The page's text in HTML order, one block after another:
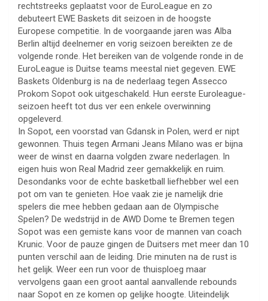
rechtstreeks geplaatst voor de EuroLeague en zo
debuteert EWE Baskets dit seizoen in de hoogste
Europese competitie. In de voorgaande jaren was Alba
Berlin altijd deelnemer en vorig seizoen bereikten ze de
volgende ronde. Het bereiken van de volgende ronde in de
EuroLeague is Duitse teams meestal niet gegeven. EWE
Baskets Oldenburg is na de nederlaag tegen Assecco
Prokom Sopot ook uitgeschakeld. Hun eerste Euroleague-
seizoen heeft tot dus ver een enkele overwinning
opgeleverd.
In Sopot, een voorstad van Gdansk in Polen, werd er nipt
gewonnen. Thuis tegen Armani Jeans Milano was er bijna
weer de winst en daarna volgden zware nederlagen. In
eigen huis won Real Madrid zeer gemakkelijk en ruim.
Desondanks voor de echte basketball liefhebber wel een
pot om van te genieten. Hoe vaak zie je namelijk drie
spelers die mee hebben gedaan aan de Olympische
Spelen? De wedstrijd in de AWD Dome te Bremen tegen
Sopot was een gemiste kans voor de mannen van coach
Krunic. Voor de pauze gingen de Duitsers met meer dan 10
punten verschil aan de leiding. Drie minuten na de rust is
het gelijk. Weer een run voor de thuisploeg maar
vervolgens gaan een groot aantal aanvallende rebounds
naar Sopot en ze komen op gelijke hoogte. Uiteindelijk